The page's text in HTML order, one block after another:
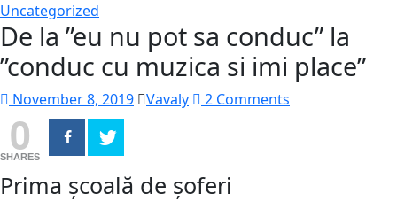
Uncategorized
De la ”eu nu pot sa conduc” la
”conduc cu muzica si imi place”
November 8, 2019 Vavaly 2 Comments
0
SHARES
Prima școală de șoferi